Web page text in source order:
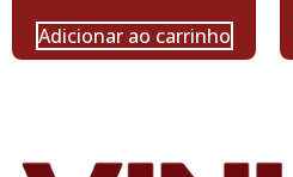
Adicionar ao carrinho